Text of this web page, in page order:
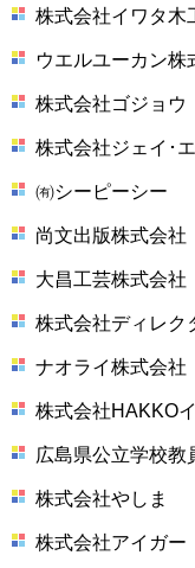
株式会社イワタ木
ウエルユーカン株
株式会社ゴジョウ
株式会社ジェイ･
㈲シーピーシー
尚文出版株式会社
大昌工芸株式会社
株式会社ディレク
ナオライ株式会社
株式会社HAKKO
広島県公立学校教
株式会社やしま
株式会社アイガー